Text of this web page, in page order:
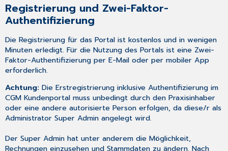
Registrierung und Zwei-Faktor-
Authentifizierung
Die Registrierung für das Portal ist kostenlos und in wenigen
Minuten erledigt. Für die Nutzung des Portals ist eine Zwei-
Faktor-Authentifizierungper E-Mail oder per mobiler App
erforderlich.
Achtung:Die Erstregistrierung inklusive Authentifizierung im
CGM Kundenportal muss unbedingtdurch den Praxisinhaber
oder eine andere autorisierte Person erfolgen, da diese/r als
AdministratorSuper Admin angelegt wird.
Der Super Admin hat unter anderem die Möglichkeit,
Rechnungen einzusehen und Stammdaten zu ändern. Nach